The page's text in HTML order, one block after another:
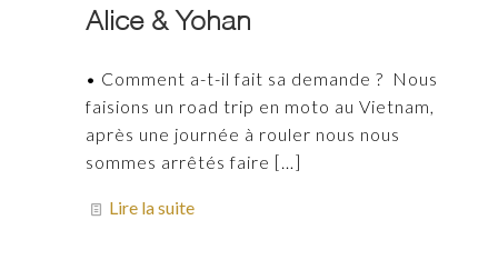
Alice & Yohan
• Comment a-t-il fait sa demande ? Nous
faisions un road trip en moto au Vietnam,
après une journée à rouler nous nous
sommes arrêtés faire […]
Lire la suite